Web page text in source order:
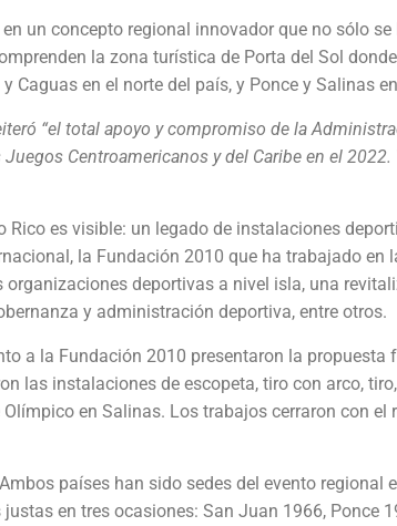
un concepto regional innovador que no sólo
la zona turística de Porta del Sol
en el norte del país, y Ponce y Salinas
“el total apoyo y compromiso de la
Centroamericanos y del Caribe en el
es visible: un legado de instalaciones
la Fundación 2010 que ha trabajado en
deportivas a nivel isla, una
y administración deportiva, entre otros.
a la Fundación 2010 presentaron la propuesta
las instalaciones de escopeta, tiro con arco,
en Salinas. Los trabajos cerraron con el
países han sido sedes del evento regional
en tres ocasiones: San Juan 1966, Ponce